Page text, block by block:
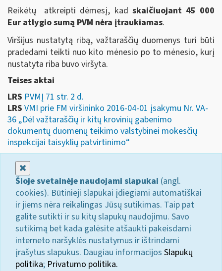
Reikėtų atkreipti dėmesį, kad skaičiuojant 45 000
Eur atlygio sumą PVM nėra įtraukiamas.
Viršijus nustatytą ribą, važtaraščių duomenys turi būti
pradedami teikti nuo kito mėnesio po to mėnesio, kurį
nustatyta riba buvo viršyta.
Teises aktai
LRS PVMĮ 71 str. 2 d.
LRS VMI prie FM viršininko 2016-04-01 įsakymu Nr. VA-
36 „Dėl važtaraščių ir kitų krovinių gabenimo
dokumentų duomenų teikimo valstybinei mokesčių
inspekcijai taisyklių patvirtinimo“
Šioje svetainėje naudojami slapukai (angl.
cookies). Būtinieji slapukai įdiegiami automatiškai
ir jiems nėra reikalingas Jūsų sutikimas. Taip pat
galite sutikti ir su kitų slapukų naudojimu. Savo
sutikimą bet kada galėsite atšaukti pakeisdami
interneto naršyklės nustatymus ir ištrindami
įrašytus slapukus. Daugiau informacijos Slapukų
politika; Privatumo politika.